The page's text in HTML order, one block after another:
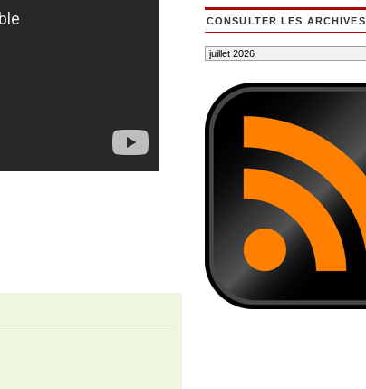
CONSULTER LES ARCHIVES